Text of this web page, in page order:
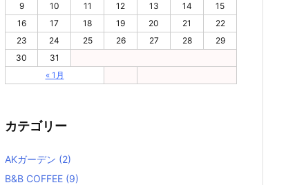
« 1月
9
10 11 12 13 14
15
16
17 18 19 20 21
22
23
24 25 26 27 28
29
30
31
カテゴリー
AKガーデン (2)
B&B COFFEE (9)